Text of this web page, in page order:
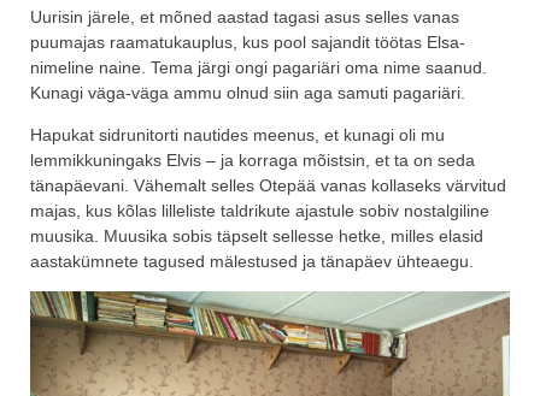
Uurisin järele, et mõned aastad tagasi asus selles vanas
puumajas raamatukauplus, kus pool sajandit töötas Elsa-
nimeline naine. Tema järgi ongi pagariäri oma nime saanud.
Kunagi väga-väga ammu olnud siin aga samuti pagariäri.
Hapukat sidrunitorti nautides meenus, et kunagi oli mu
lemmikkuningaks Elvis – ja korraga mõistsin, et ta on seda
tänapäevani. Vähemalt selles Otepää vanas kollaseks värvitud
majas, kus kõlas lilleliste taldrikute ajastule sobiv nostalgiline
muusika. Muusika sobis täpselt sellesse hetke, milles elasid
aastakümnete tagused mälestused ja tänapäev ühteaegu.